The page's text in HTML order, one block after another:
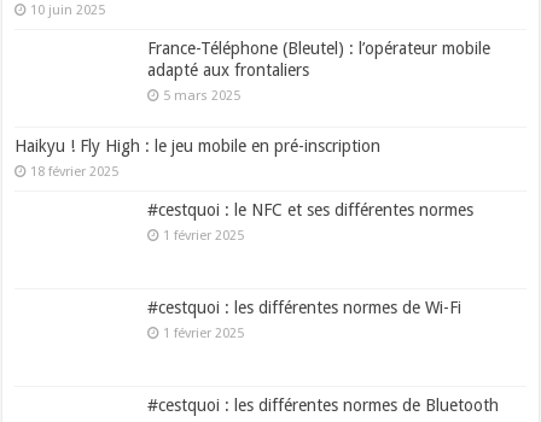
10 juin 2025
France-Téléphone (Bleutel) : l’opérateur mobile
adapté aux frontaliers
5 mars 2025
Haikyu ! Fly High : le jeu mobile en pré-inscription
18 février 2025
#cestquoi : le NFC et ses différentes normes
1 février 2025
#cestquoi : les différentes normes de Wi-Fi
1 février 2025
#cestquoi : les différentes normes de Bluetooth